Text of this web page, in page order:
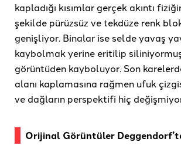
kapladığı kısımlar gerçek akıntı
şekilde pürüzsüz ve tekdüze renk
genişliyor. Binalar ise selde yavaş
kaybolmak yerine eritilip
görüntüden kayboluyor. Son
alanı kaplamasına rağmen ufuk
ve dağların perspektifi hiç
Orijinal Görüntüler